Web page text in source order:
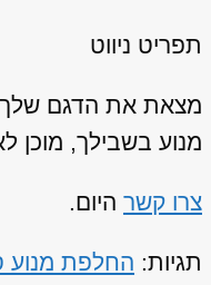
תפריט ניווט
מצאת את הדגם שלך
מנוע בשבילך, מוכן
צרו קשר היום.
תגיות: החלפת מנוע